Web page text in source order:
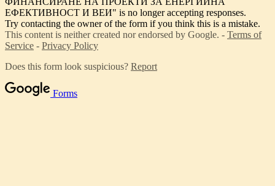
ЕФЕКТИВНОСТ И ВЕИ" is no longer accepting responses.
Try contacting the owner of the form if you think this is a mistake.
This content is neither created nor endorsed by Google. - Terms of
Service - Privacy Policy
Does this form look suspicious? Report
Forms